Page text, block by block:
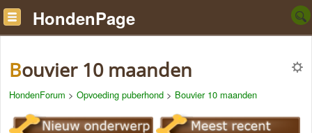
HondenPage
Bouvier 10 maanden
HondenForum > Opvoeding puberhond > Bouvier 10 maanden